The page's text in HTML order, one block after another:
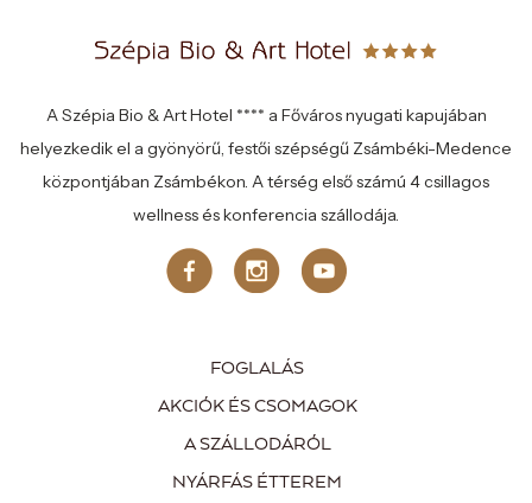
A Szépia Bio & Art Hotel **** a Főváros nyugati kapujában
helyezkedik el a gyönyörű, festői szépségű Zsámbéki-Medence
központjában Zsámbékon. A térség első számú 4 csillagos
wellness és konferencia szállodája.
FOGLALÁS
AKCIÓK ÉS CSOMAGOK
A SZÁLLODÁRÓL
NYÁRFÁS ÉTTEREM